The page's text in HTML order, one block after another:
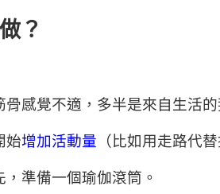
？
骨感覺不適，多半是來自生活
始增加活動量 （比如用走路代
準備一個瑜伽滾筒。